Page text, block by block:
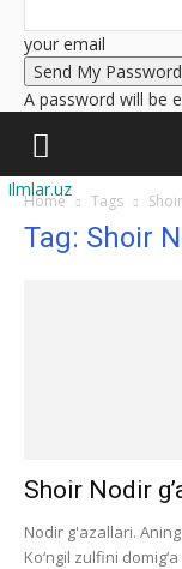
your email
A password will be
Ilmlar.uz
Home Tags
Tag: Shoir
Shoir Nodir
Nodir g'azallari.
Ko‘ngil zulfini